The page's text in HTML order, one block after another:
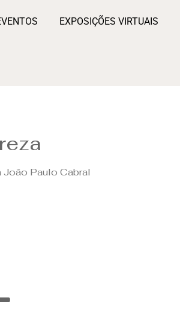
EXPOSIÇÕES VIRTUAIS
Paulo Cabral